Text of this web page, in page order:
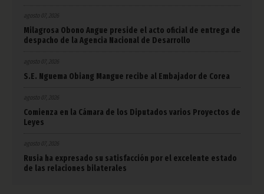
agosto 07, 2026
Milagrosa Obono Angue preside el acto oficial de entrega de
despacho de la Agencia Nacional de Desarrollo
agosto 07, 2026
S.E. Nguema Obiang Mangue recibe al Embajador de Corea
agosto 07, 2026
Comienza en la Cámara de los Diputados varios Proyectos de
Leyes
agosto 07, 2026
Rusia ha expresado su satisfacción por el excelente estado
de las relaciones bilaterales